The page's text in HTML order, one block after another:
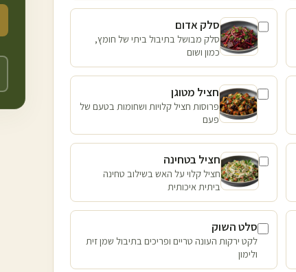
סלק אדום
סלק מבושל בתיבול ביתי של חומץ,
כמון ושום
חציל מטוגן
פרוסות חציל קלויות ושחומות בטעם של
פעם
חציל בטחינה
חציל קלוי על האש בשילוב טחינה
ביתית איכותית
סלט השוק
לקט ירקות העונה טריים ופריכים בתיבול שמן זית
ולימון